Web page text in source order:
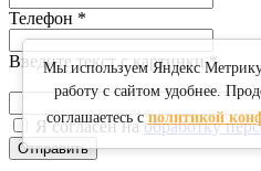
Телефон *
Введите текст с картинки*
Я согласен наобработку
Мы используем Яндекс
работу с сайтом удобнее.
соглашаетесь с политикой